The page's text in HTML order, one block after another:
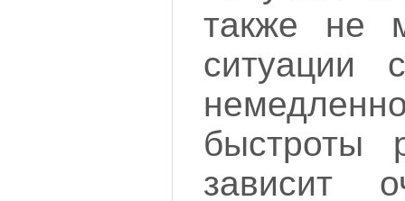
также не
ситуации
быстроты
зависит